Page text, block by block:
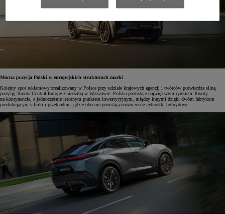
Mocna pozycja Polski w europejskich strukturach marki
Kolejny spot reklamowy zrealizowany w Polsce przy udziale krajowych agencji i twórców potwierdza silną
pozycję Toyota Central Europe z siedzibą w Warszawie. Polska pozostaje największym rynkiem Toyoty
na kontynencie, a jednocześnie istotnym punktem inwestycyjnym, między innymi dzięki dwóm fabrykom
produkującym silniki i przekładnie, gdzie obecnie powstają nowoczesne jednostki hybrydowe.